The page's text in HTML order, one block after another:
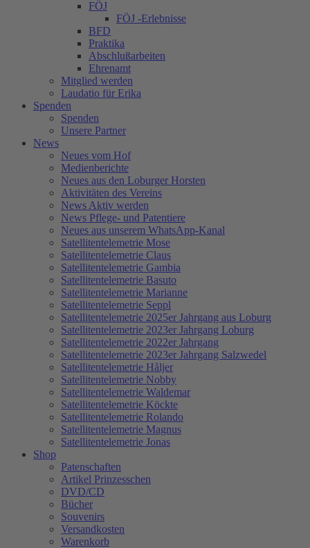
FÖJ
FÖJ -Erlebnisse
BFD
Praktika
Abschlußarbeiten
Ehrenamt
Mitglied werden
Laudatio für Erika
Spenden
Spenden
Unsere Partner
News
Neues vom Hof
Medienberichte
Neues aus den Loburger Horsten
Aktivitäten des Vereins
News Aktiv werden
News Pflege- und Patentiere
Neues aus unserem WhatsApp-Kanal
Satellitentelemetrie Mose
Satellitentelemetrie Claus
Satellitentelemetrie Gambia
Satellitentelemetrie Basuto
Satellitentelemetrie Marianne
Satellitentelemetrie Seppl
Satellitentelemetrie 2025er Jahrgang aus Loburg
Satellitentelemetrie 2023er Jahrgang Loburg
Satellitentelemetrie 2022er Jahrgang
Satellitentelemetrie 2023er Jahrgang Salzwedel
Satellitentelemetrie Håljer
Satellitentelemetrie Nobby
Satellitentelemetrie Waldemar
Satellitentelemetrie Köckte
Satellitentelemetrie Rolando
Satellitentelemetrie Magnus
Satellitentelemetrie Jonas
Shop
Patenschaften
Artikel Prinzesschen
DVD/CD
Bücher
Souvenirs
Versandkosten
Warenkorb